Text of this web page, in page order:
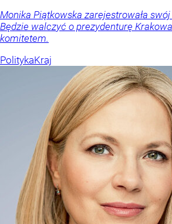
Monika Piątkowska zarejestrowała
Będzie walczyć o prezydenturę
komitetem.
PolitykaKraj